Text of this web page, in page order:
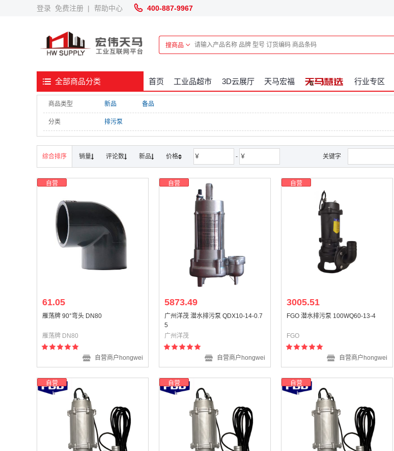
登录 免费注册 | 帮助中心 400-887-9967
搜商品
全部商品分类 首页 工业品超市 3D云展厅 天马宏福 行业专区
商品类型 新品 备品
分类 排污泵
综合排序 销量 评论数 新品 价格 ￥ - ￥ 关键字
61.05
雁荡牌 90°弯头 DN80
雁荡牌 DN80
自营
自营商户hongwei
5873.49
广州洋茂 潜水排污泵 QDX10-14-0.7
5
广州洋茂
自营
自营商户hongwei
3005.51
FGO 潜水排污泵 100WQ60-13-4
FGO
自营
自营商户hongwei
自营 自营 自营